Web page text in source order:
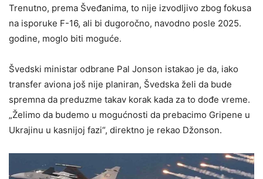
Trenutno, prema Šveđanima, to nije izvodljivo zbog fokusa
na isporuke F-16, ali bi dugoročno, navodno posle 2025.
godine, moglo biti moguće.
Švedski ministar odbrane Pal Jonson istakao je da, iako
transfer aviona još nije planiran, Švedska želi da bude
spremna da preduzme takav korak kada za to dođe vreme.
„Želimo da budemo u mogućnosti da prebacimo Gripene u
Ukrajinu u kasnijoj fazi“, direktno je rekao Džonson.